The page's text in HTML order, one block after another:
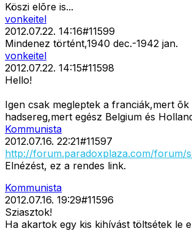
Köszi elõre is...
vonkeitel
2012.07.22. 14:16#11599
Mindenez történt,1940 dec.-1942 jan.
vonkeitel
2012.07.22. 14:15#11598
Hello!
Igen csak megleptek a franciák,mert
hadsereg,mert egész Belgium és
Kommunista
2012.07.16. 22:21#11597
http://forum.paradoxplaza.com/forum/
Elnézést, ez a rendes link.
Kommunista
2012.07.16. 19:29#11596
Sziasztok!
Ha akartok egy kis kihívást töltsétek le